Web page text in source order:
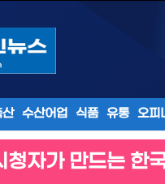
산 수산어업 식품 유통 오피
청자가 만드는 한